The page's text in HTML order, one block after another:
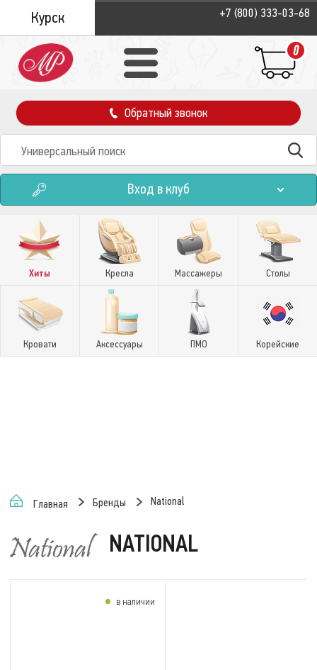
Курск +7 (800) 333-03-68
0
Обратный звонок
Вход в клуб
Хиты Кресла Массажеры Столы
Кровати Аксессуары ПМО Корейские
Главная Бренды National
NATIONAL
в наличии